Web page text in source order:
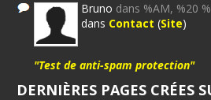
Bruno dans %AM, %20
dans Contact (Site)
"Test de anti-spam protection"
DERNIÈRES PAGES CRÉES